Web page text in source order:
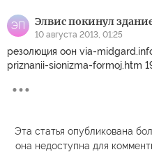
ЭП Элвис покинул
10 августа 2013, 01:25
резолюция оон via-
priznanii-sionizma-formoj.htm
Эта статья опубликована
она недоступна для